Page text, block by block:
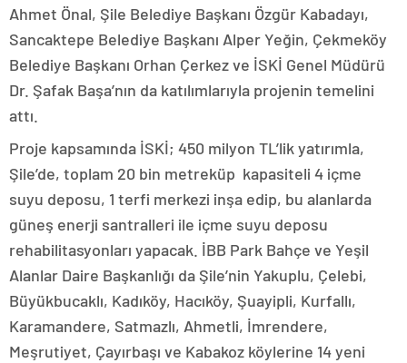
Ahmet Önal, Şile Belediye Başkanı Özgür Kabadayı,
Sancaktepe Belediye Başkanı Alper Yeğin, Çekmeköy
Belediye Başkanı Orhan Çerkez ve İSKİ Genel Müdürü
Dr. Şafak Başa’nın da katılımlarıyla projenin temelini
attı.
Proje kapsamında İSKİ; 450 milyon TL’lik yatırımla,
Şile’de, toplam 20 bin metreküp kapasiteli 4 içme
suyu deposu, 1 terfi merkezi inşa edip, bu alanlarda
güneş enerji santralleri ile içme suyu deposu
rehabilitasyonları yapacak. İBB Park Bahçe ve Yeşil
Alanlar Daire Başkanlığı da Şile’nin Yakuplu, Çelebi,
Büyükbucaklı, Kadıköy, Hacıköy, Şuayipli, Kurfallı,
Karamandere, Satmazlı, Ahmetli, İmrendere,
Meşrutiyet, Çayırbaşı ve Kabakoz köylerine 14 yeni